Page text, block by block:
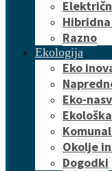
Razno
Ekologija
Eko
Eko-
Okolje
Dogodki